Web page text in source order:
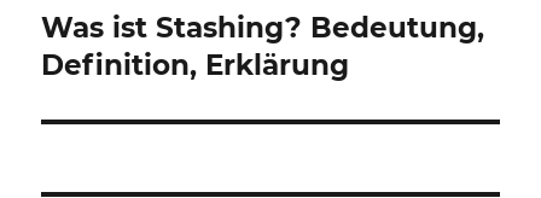
Nächster
Beitrag:
Was ist Stashing? Bedeutung,
Definition, Erklärung